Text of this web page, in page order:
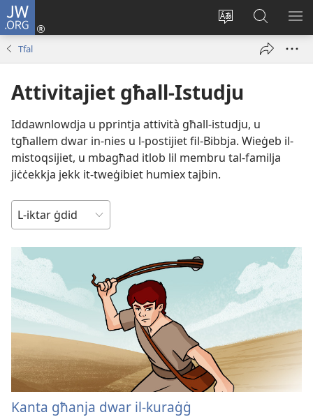
JW.ORG
Biddel
lingwa
sit
Illoggja
(opens
Fittex
f’JW.ORG
Tfal
Attivitajiet għall-Istudju
Iddawnlowdja u pprintja attività għall-istudju, u
tgħallem dwar in-nies u l-postijiet fil-Bibbja. Wieġeb il-
mistoqsijiet, u mbagħad itlob lil membru tal-familja
jiċċekkja jekk it-tweġibiet humiex tajbin.
ISSORTJA
Kanta għanja dwar il-kuraġġ